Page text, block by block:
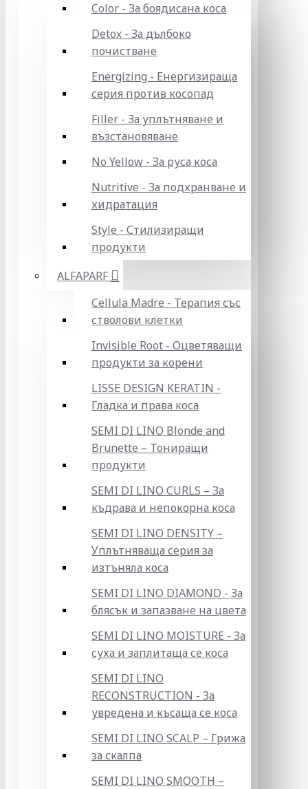
Color - За боядисана коса
Detox - За дълбоко
почистване
Energizing - Енергизираща
серия против косопад
Filler - За уплътняване и
възстановяване
No Yellow - За руса коса
Nutritive - За подхранване и
хидратация
Style - Стилизиращи
продукти
ALFAPARF
Cellula Madre - Терапия със
стволови клетки
Invisible Root - Оцветяващи
продукти за корени
LISSE DESIGN KERATIN -
Гладка и права коса
SEMI DI LINO Blonde and
Brunette – Тониращи
продукти
SEMI DI LINO CURLS – За
къдрава и непокорна коса
SEMI DI LINO DENSITY –
Уплътняваща серия за
изтъняла коса
SEMI DI LINO DIAMOND - За
блясък и запазване на цвета
SEMI DI LINO MOISTURE - За
суха и заплитаща се коса
SEMI DI LINO
RECONSTRUCTION - За
увредена и късаща се коса
SEMI DI LINO SCALP – Грижа
за скалпа
SEMI DI LINO SMOOTH –